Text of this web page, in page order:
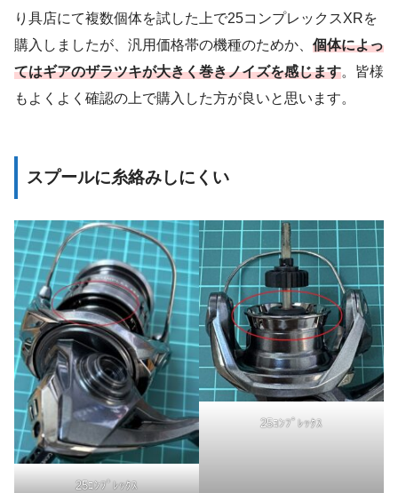
り具店にて複数個体を試した上で25コンプレックスXRを
購入しましたが、汎用価格帯の機種のためか、 個体によっ
てはギアのザラツキが大きく巻きノイズを感じます。皆様
もよくよく確認の上で購入した方が良いと思います。
スプールに糸絡みしにくい
25ｺﾝﾌﾟﾚｯｸｽ
25ｺﾝﾌﾟﾚｯｸｽ